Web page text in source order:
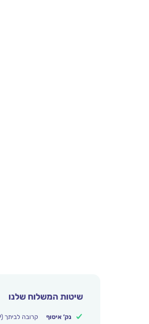
שיטות המשלוח שלנו
נק’ איסוף קרובה לביתך (6-9 ימי עסקים) – 16 ₪. הזמנות מעל 250 ₪ משלוח חינם.